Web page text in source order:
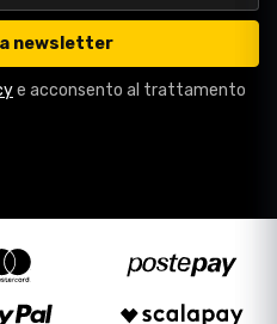
newsletter
e acconsento al trattamento